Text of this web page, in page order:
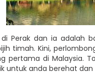
Perak dan ia adalah
timah. Kini,
pertama di Malaysia.
untuk anda berehat dan